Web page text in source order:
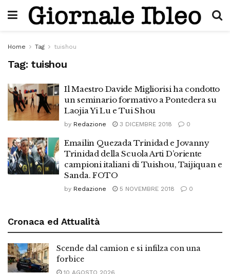
Home Tag tuishou
Tag: tuishou
Il Maestro Davide Migliorisi ha condotto
un seminario formativo a Pontedera su
Laojia Yi Lu e Tui Shou
by Redazione 3 DICEMBRE 2018 0
Emailin Quezada Trinidad e Jovanny
Trinidad della Scuola Arti D’oriente
campioni italiani di Tuishou, Taijiquan e
Sanda. FOTO
by Redazione 5 NOVEMBRE 2018 0
Cronaca ed Attualità
Scende dal camion e si infilza con una
forbice
10 AGOSTO 2026